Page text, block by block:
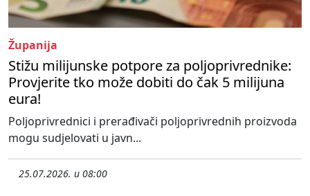
Županija
Stižu milijunske potpore za poljoprivrednike:
Provjerite tko može dobiti do čak 5 milijuna
eura!
Poljoprivrednici i prerađivači poljoprivrednih proizvoda
mogu sudjelovati u javn...
25.07.2026. u 08:00